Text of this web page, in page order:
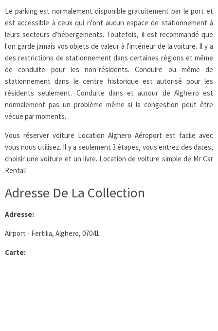
Le parking est normalement disponible gratuitement par le port et
est accessible à ceux qui n'ont aucun espace de stationnement à
leurs secteurs d'hébergements. Toutefois, il est recommandé que
l'on garde jamais vos objets de valeur à l'intérieur de la voiture. Il y a
des restrictions de stationnement dans certaines régions et même
de conduite pour les non-résidents. Conduire ou même de
stationnement dans le centre historique est autorisé pour les
résidents seulement. Conduite dans et autour de Algheiro est
normalement pas un problème même si la congestion peut être
vécue par moments.
Vous réserver voiture Location Alghero Aéroport est facile avec
vous nous utilisez. Il y a seulement 3 étapes, vous entrez des dates,
choisir une voiture et un livre. Location de voiture simple de Mr Car
Rental!
Adresse De La Collection
Adresse:
Airport - Fertilia, Alghero, 07041
Carte: